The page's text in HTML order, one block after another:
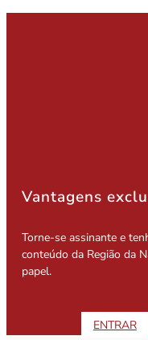
Vantagens
Torne-se assinante e
conteúdo da Região da
papel.
ENTRAR